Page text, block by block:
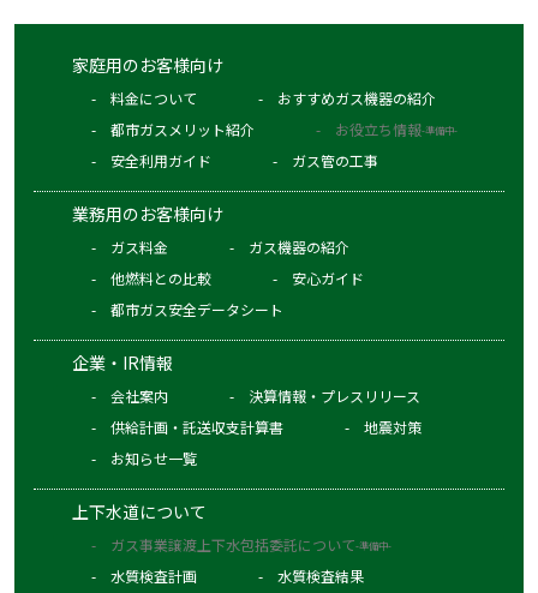
家庭用のお客様向け
料金について
おすすめガス機器の紹介
都市ガスメリット紹介
お役立ち情報-準備中-
安全利用ガイド ガス管の工事
業務用のお客様向け
ガス料金
ガス機器の紹介
他燃料との比較
安心ガイド
都市ガス安全データシート
企業・IR情報
会社案内
決算情報・プレスリリース
供給計画・託送収支計算書
地震対策
お知らせ一覧
上下水道について
ガス事業譲渡上下水包括委託について-準備中-
水質検査計画 水質検査結果